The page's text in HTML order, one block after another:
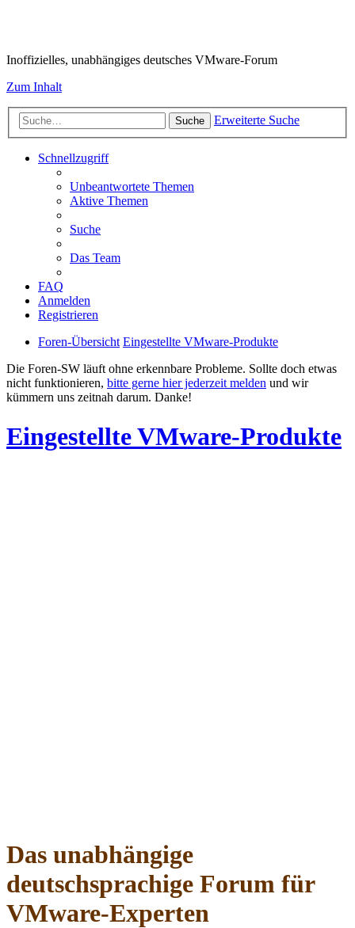
Inoffizielles, unabhängiges deutsches VMware-Forum
Zum Inhalt
Suche Erweiterte Suche
Schnellzugriff
Unbeantwortete Themen
Aktive Themen
Suche
Das Team
FAQ
Anmelden
Registrieren
Foren-Übersicht Eingestellte VMware-Produkte
Die Foren-SW läuft ohne erkennbare Probleme. Sollte doch etwas
nicht funktionieren, bitte gerne hier jederzeit melden und wir
kümmern uns zeitnah darum. Danke!
Eingestellte VMware-Produkte
Das unabhängige
deutschsprachige Forum für
VMware-Experten